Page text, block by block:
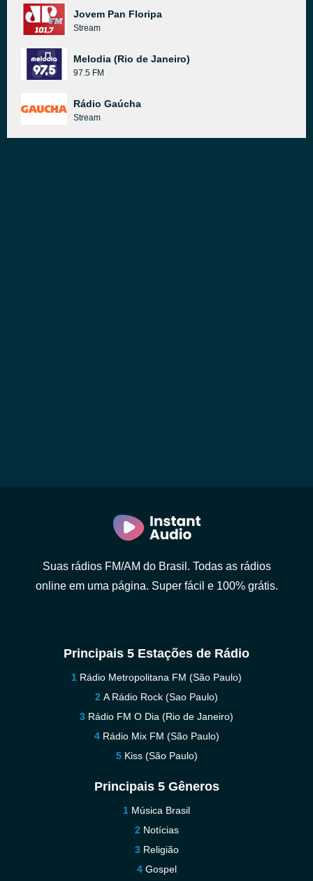
Jovem Pan Floripa
Stream
Melodia (Rio de Janeiro)
97.5 FM
Rádio Gaúcha
Stream
Suas rádios FM/AM do Brasil. Todas as rádios
online em uma página. Super fácil e 100% grátis.
Principais 5 Estações de Rádio
Rádio Metropolitana FM (São Paulo)
A Rádio Rock (Sao Paulo)
Rádio FM O Dia (Rio de Janeiro)
Rádio Mix FM (São Paulo)
Kiss (São Paulo)
Principais 5 Gêneros
Música Brasil
Notícias
Religião
Gospel